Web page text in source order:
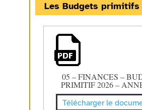
Les Budgets primitifs
05 – FINANCES –
PRIMITIF 2026 –
Télécharger le